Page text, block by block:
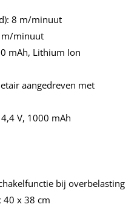
8 m/minuut
m/minuut
mAh, Lithium Ion
aangedreven met
V, 1000 mAh
bij overbelasting
40 x 38 cm